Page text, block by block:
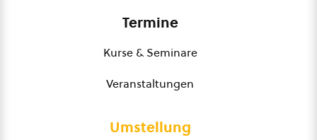
Termine
Kurse & Seminare
Veranstaltungen
Umstellung